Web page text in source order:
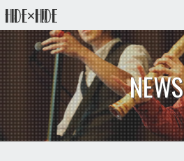
NEWS